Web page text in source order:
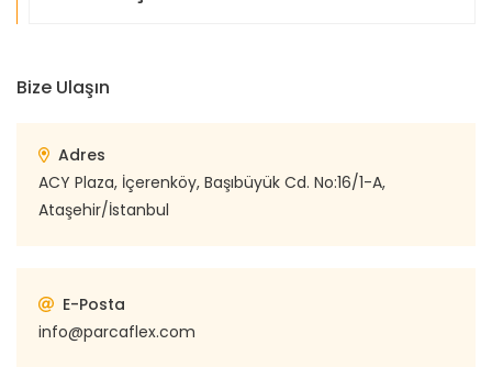
Bize Ulaşın
Adres
ACY Plaza, İçerenköy, Başıbüyük Cd. No:16/1-A,
Ataşehir/İstanbul
E-Posta
info@parcaflex.com